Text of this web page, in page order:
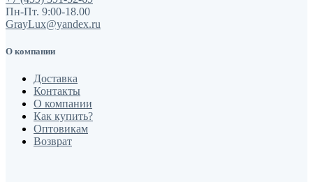
Пн-Пт. 9:00-18.00
GrayLux@yandex.ru
О компании
Доставка
Контакты
О компании
Как купить?
Оптовикам
Возврат